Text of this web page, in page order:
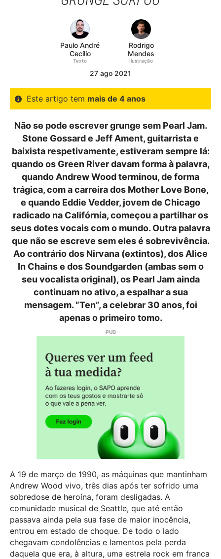
Paulo André
Cecílio
Texto
Rodrigo
Mendes
Ilustração
27 ago 2021
Este artigo tem mais de 4 anos
Não se pode escrever grunge sem Pearl Jam.
Stone Gossard e Jeff Ament, guitarrista e
baixista respetivamente, estiveram sempre lá:
quando os Green River davam forma à palavra,
quando Andrew Wood terminou, de forma
trágica, com a carreira dos Mother Love Bone,
e quando Eddie Vedder, jovem de Chicago
radicado na Califórnia, começou a partilhar os
seus dotes vocais com o mundo. Outra palavra
que não se escreve sem eles é sobrevivência.
Ao contrário dos Nirvana (extintos), dos Alice
In Chains e dos Soundgarden (ambas sem o
seu vocalista original), os Pearl Jam ainda
continuam no ativo, a espalhar a sua
mensagem. “Ten”, a celebrar 30 anos, foi
apenas o primeiro tomo.
A 19 de março de 1990, as máquinas que mantinham
Andrew Wood vivo, três dias após ter sofrido uma
sobredose de heroína, foram desligadas. A
comunidade musical de Seattle, que até então
passava ainda pela sua fase de maior inocência,
entrou em estado de choque. De todo o lado
chegavam condolências e lamentos pela perda
daquela que era, à altura, uma estrela rock em franca